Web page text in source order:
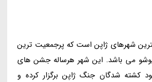
شهرهای ژاپن است که پرجمعیت ترین
می باشد. این شهر هرساله جشن های
کشته شدگان جنگ ژاپن برگزار کرده و